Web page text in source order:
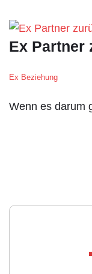
Ex Partner
Ex Beziehung
Wenn es darum